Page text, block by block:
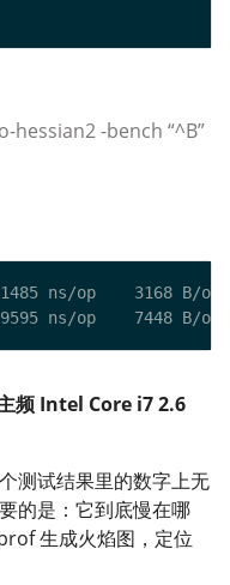
-bench “^B”
频 Intel Core i7 2.6
测试结果里的数字上无
的是：它到底慢在哪
生成火焰图，定位